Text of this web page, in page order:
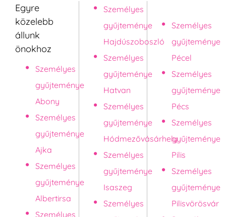
Egyre
közelebb
állunk
önokhoz
Személyes
gyűjteménye
Abony
Személyes
gyűjteménye
Ajka
Személyes
gyűjteménye
Albertirsa
Személyes
Személyes
gyűjteménye
Hajdúszoboszló
Személyes
gyűjteménye
Hatvan
Személyes
gyűjteménye
Hódmezővásárhely
Személyes
gyűjteménye
Isaszeg
Személyes
Személyes
gyűjteménye
Pécel
Személyes
gyűjteménye
Pécs
Személyes
gyűjteménye
Pilis
Személyes
gyűjteménye
Pilisvörösvár